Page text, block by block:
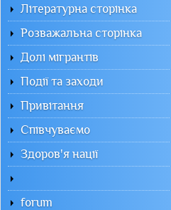
Літературна сторінка
Розважальна сторінка
Долі мігрантів
Події та заходи
Привітання
Співчуваємо
Здоров'я нації
forum